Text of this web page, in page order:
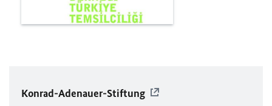
Konrad-Adenauer-Stiftung